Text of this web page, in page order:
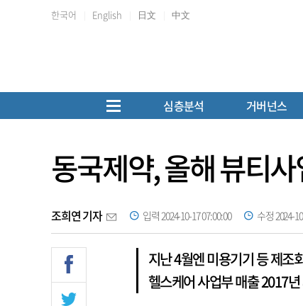
한국어 English 日文 中文
심층분석 거버넌스
동국제약, 올해 뷰티
조희연 기자 입력 2024-10-17 07:00:00 수정 2024-
지난 4월엔 미용기기 등 제조
헬스케어 사업부 매출 2017